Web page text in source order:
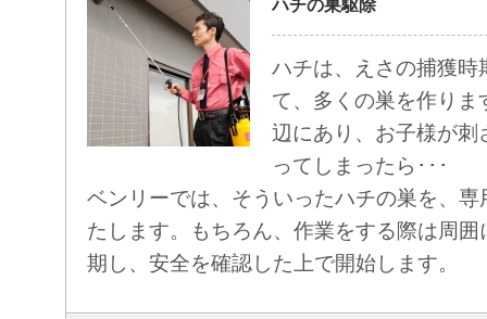
ハチの巣駆除
ハチは、えさの捕獲時
て、多くの巣を作り
辺にあり、お子様が刺
ってしまったら･･･
ベンリーでは、そういったハチの巣を、
たします。もちろん、作業をする際は周
期し、安全を確認した上で開始します。